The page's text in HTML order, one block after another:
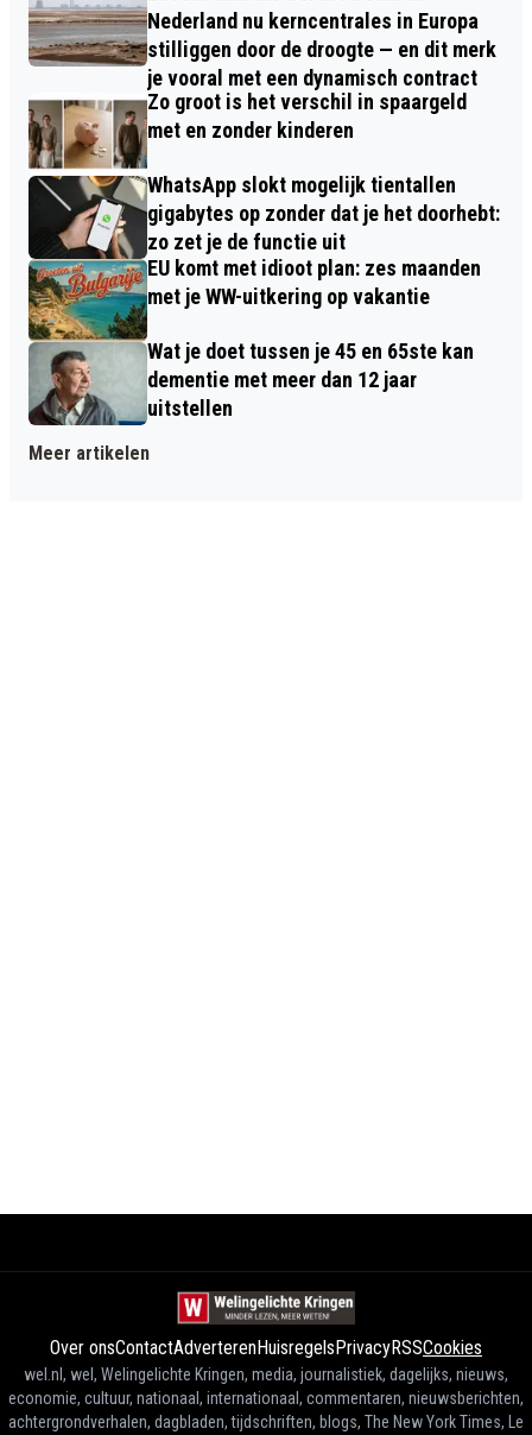
Nederland nu kerncentrales in Europa
stilliggen door de droogte — en dit merk
je vooral met een dynamisch contract
Zo groot is het verschil in spaargeld
met en zonder kinderen
WhatsApp slokt mogelijk tientallen
gigabytes op zonder dat je het doorhebt:
zo zet je de functie uit
EU komt met idioot plan: zes maanden
met je WW-uitkering op vakantie
Wat je doet tussen je 45 en 65ste kan
dementie met meer dan 12 jaar
uitstellen
Meer artikelen
Over onsContactAdverterenHuisregelsPrivacyRSSCookies
wel.nl, wel, Welingelichte Kringen, media, journalistiek, dagelijks, nieuws,
economie, cultuur, nationaal, internationaal, commentaren, nieuwsberichten,
achtergrondverhalen, dagbladen, tijdschriften, blogs, The New York Times, Le